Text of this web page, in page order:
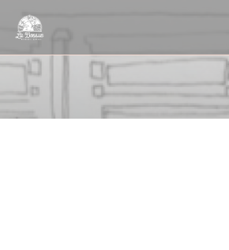
Personalizing your cookie choices